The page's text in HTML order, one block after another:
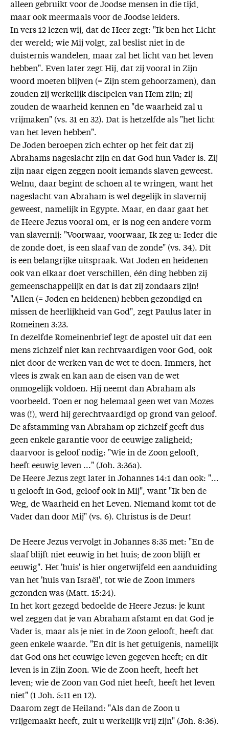
alleen gebruikt voor de Joodse mensen in die tijd,
maar ook meermaals voor de Joodse leiders.
In vers 12 lezen wij, dat de Heer zegt: "Ik ben het Licht
der wereld; wie Mij volgt, zal beslist niet in de
duisternis wandelen, maar zal het licht van het leven
hebben". Even later zegt Hij, dat zij vooral in Zijn
woord moeten blijven (= Zijn stem gehoorzamen), dan
zouden zij werkelijk discipelen van Hem zijn; zij
zouden de waarheid kennen en "de waarheid zal u
vrijmaken" (vs. 31 en 32). Dat is hetzelfde als "het licht
van het leven hebben".
De Joden beroepen zich echter op het feit dat zij
Abrahams nageslacht zijn en dat God hun Vader is. Zij
zijn naar eigen zeggen nooit iemands slaven geweest.
Welnu, daar begint de schoen al te wringen, want het
nageslacht van Abraham is wel degelijk in slavernij
geweest, namelijk in Egypte. Maar, en daar gaat het
de Heere Jezus vooral om, er is nog een andere vorm
van slavernij: "Voorwaar, voorwaar, Ik zeg u: Ieder die
de zonde doet, is een slaaf van de zonde" (vs. 34). Dit
is een belangrijke uitspraak. Wat Joden en heidenen
ook van elkaar doet verschillen, één ding hebben zij
gemeenschappelijk en dat is dat zij zondaars zijn!
"Allen (= Joden en heidenen) hebben gezondigd en
missen de heerlijkheid van God", zegt Paulus later in
Romeinen 3:23.
In dezelfde Romeinenbrief legt de apostel uit dat een
mens zichzelf niet kan rechtvaardigen voor God, ook
niet door de werken van de wet te doen. Immers, het
vlees is zwak en kan aan de eisen van de wet
onmogelijk voldoen. Hij neemt dan Abraham als
voorbeeld. Toen er nog helemaal geen wet van Mozes
was (!), werd hij gerechtvaardigd op grond van geloof.
De afstamming van Abraham op zichzelf geeft dus
geen enkele garantie voor de eeuwige zaligheid;
daarvoor is geloof nodig: "Wie in de Zoon gelooft,
heeft eeuwig leven ..." (Joh. 3:36a).
De Heere Jezus zegt later in Johannes 14:1 dan ook: "...
u gelooft in God, geloof ook in Mij", want "Ik ben de
Weg, de Waarheid en het Leven. Niemand komt tot de
Vader dan door Mij" (vs. 6). Christus is de Deur!
De Heere Jezus vervolgt in Johannes 8:35 met: "En de
slaaf blijft niet eeuwig in het huis; de zoon blijft er
eeuwig". Het 'huis' is hier ongetwijfeld een aanduiding
van het 'huis van Israël', tot wie de Zoon immers
gezonden was (Matt. 15:24).
In het kort gezegd bedoelde de Heere Jezus: je kunt
wel zeggen dat je van Abraham afstamt en dat God je
Vader is, maar als je niet in de Zoon gelooft, heeft dat
geen enkele waarde. "En dit is het getuigenis, namelijk
dat God ons het eeuwige leven gegeven heeft; en dit
leven is in Zijn Zoon. Wie de Zoon heeft, heeft het
leven; wie de Zoon van God niet heeft, heeft het leven
niet" (1 Joh. 5:11 en 12).
Daarom zegt de Heiland: "Als dan de Zoon u
vrijgemaakt heeft, zult u werkelijk vrij zijn" (Joh. 8:36).